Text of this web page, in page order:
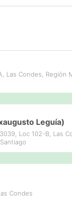
Las Condes, Región
Leguía)
Loc 102-B, Las
Condes